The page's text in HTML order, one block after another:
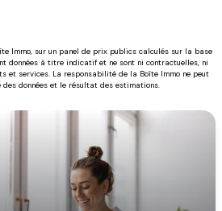
Immo, sur un panel de prix publics calculés sur la base
données à titre indicatif et ne sont ni contractuelles, ni
et services. La responsabilité de la Boîte Immo ne peut
données et le résultat des estimations.